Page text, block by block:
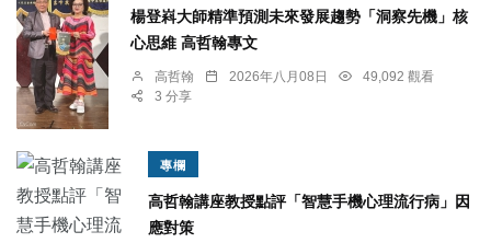
楊登嵙大師精準預測未來發展趨勢「洞察先機」核
心思維 高哲翰專文
高哲翰 2026年八月08日
49,092 觀看
3 分享
專欄
高哲翰講座教授點評「智慧手機心理流行病」因
應對策